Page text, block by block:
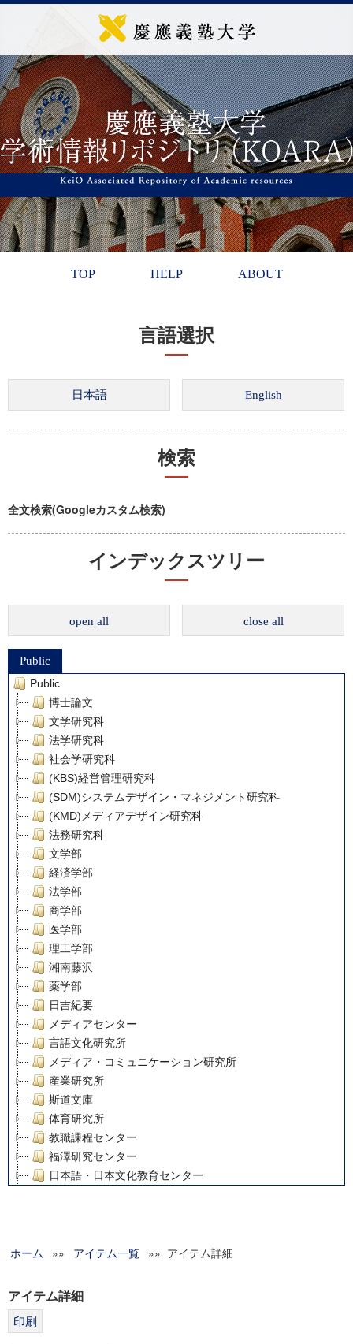
TOP HELP ABOUT
言語選択
検索
全文検索(Googleカスタム検索)
インデックスツリー
open all close all
Public
Public
博士論文
文学研究科
法学研究科
社会学研究科
(KBS)経営管理研究科
(SDM)システムデザイン・マネジメント研究科
(KMD)メディアデザイン研究科
法務研究科
文学部
経済学部
法学部
商学部
医学部
理工学部
湘南藤沢
薬学部
日吉紀要
メディアセンター
言語文化研究所
メディア・コミュニケーション研究所
産業研究所
斯道文庫
体育研究所
教職課程センター
福澤研究センター
日本語・日本文化教育センター
グローバルリサーチインスティテュート
科学研究費補助金研究成果報告書
ホーム »» アイテム一覧 »» アイテム詳細
アイテム詳細